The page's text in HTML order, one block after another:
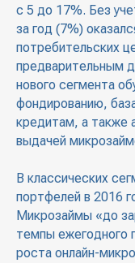
с 5 до 17%. Без
за год (7%)
потребительских
предварительным
нового сегмента
фондированию,
кредитам, а также
выдачей
В классических
портфелей в 2016
Микрозаймы «до
темпы ежегодного
роста онлайн-